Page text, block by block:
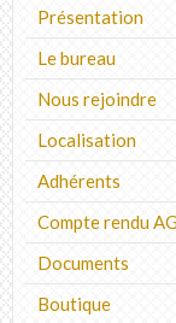
Présentation
Le bureau
Nous rejoindre
Localisation
Adhérents
Compte rendu
Documents
Boutique